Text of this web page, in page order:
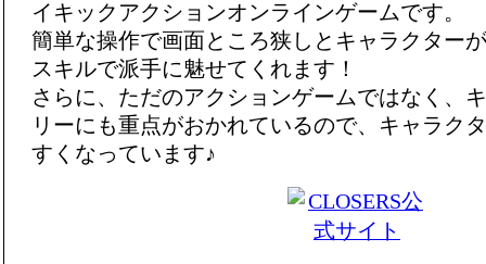
イキックアクションオンラインゲームです。
簡単な操作で画面ところ狭しとキャラクター
スキルで派手に魅せてくれます！
さらに、ただのアクションゲームではなく、
リーにも重点がおかれているので、キャラク
すくなっています♪